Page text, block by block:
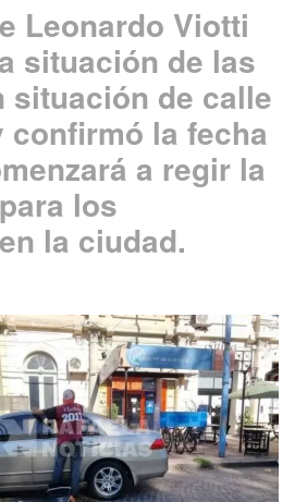
Leonardo Viotti
situación de las
situación de calle
confirmó la fecha
a regir la
los
la ciudad.